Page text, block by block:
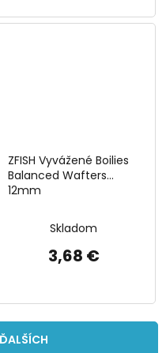
ZFISH Vyvážené Boilies
Balanced Wafters
12mm
Skladom
3,68 €